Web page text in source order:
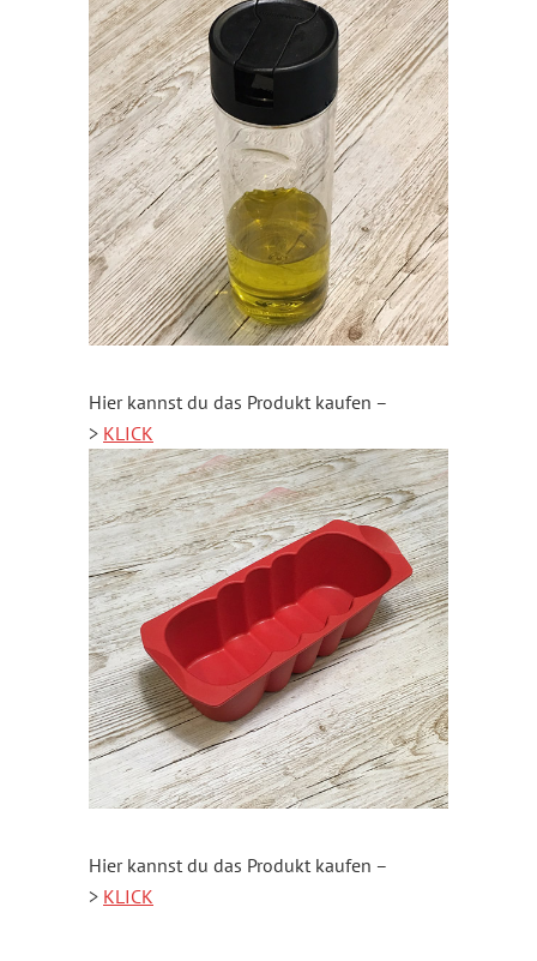
Hier kannst du das Produkt kaufen –
> KLICK
Hier kannst du das Produkt kaufen –
> KLICK